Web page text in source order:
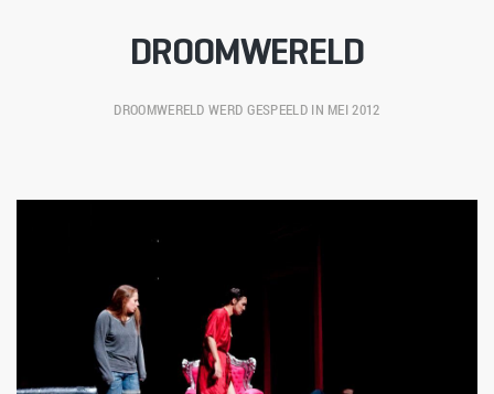
DROOMWERELD
DROOMWERELD WERD GESPEELD IN MEI 2012